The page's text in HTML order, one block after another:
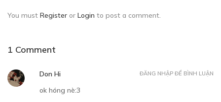
You must Register or Login to post a comment.
1 Comment
Don Hi
ok hóng nè:3
ĐĂNG NHẬP ĐỂ BÌNH LUẬN